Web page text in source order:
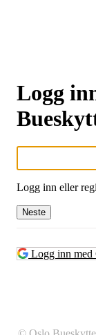
Logg
Logg inn eller
Neste
Logg inn med